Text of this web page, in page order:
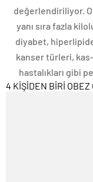
değerlendiriliyor.
yanı sıra fazla
diyabet,
kanser türleri,
hastalıkları gibi
4 KİŞİDEN BİRİ OBEZ